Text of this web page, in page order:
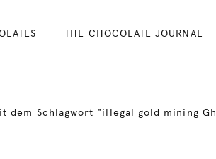
THE CHOCOLATE JOURNAL
dem Schlagwort "illegal gold mining